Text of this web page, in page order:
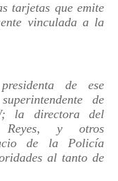
tarjetas que emite
vinculada a la
de ese
de
la directora del
Reyes, y otros
de la Policía
al tanto de